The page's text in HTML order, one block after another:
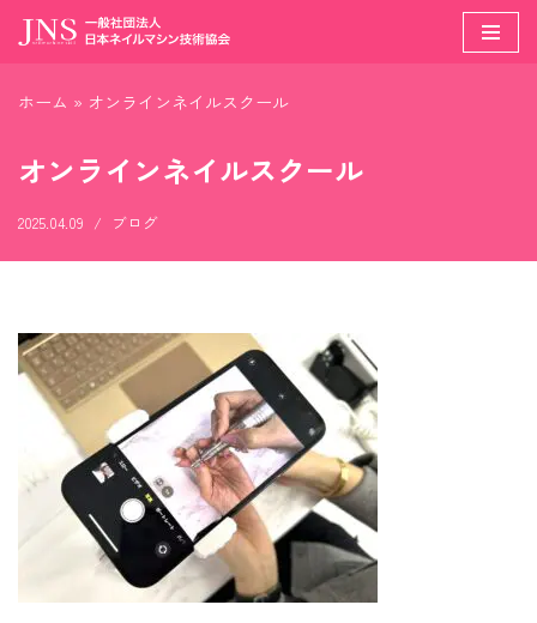
ン
ン
ツ
へ
プ
ホーム » オンラインネイルスクール
オンラインネイルスクール
2025.04.09 ブログ